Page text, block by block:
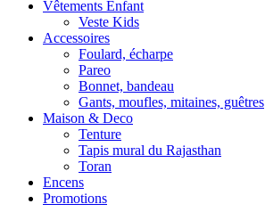
Vêtements Enfant
Veste Kids
Accessoires
Foulard, écharpe
Pareo
Bonnet, bandeau
Gants, moufles, mitaines, guêtres
Maison & Deco
Tenture
Tapis mural du Rajasthan
Toran
Encens
Promotions